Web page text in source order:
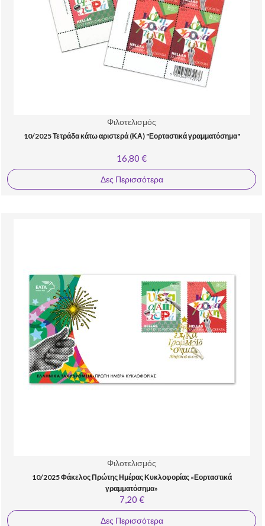
Φιλοτελισμός
10/2025 Τετράδα κάτω αριστερά (ΚΑ) "Εορταστικά γραμματόσημα"
16,80 €
Δες Περισσότερα
Φιλοτελισμός
10/2025 Φάκελος Πρώτης Ημέρας Κυκλοφορίας «Εορταστικά
γραμματόσημα»
7,20 €
Δες Περισσότερα